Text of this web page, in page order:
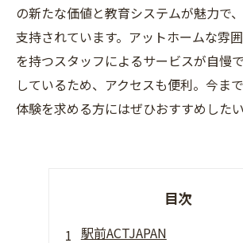
の新たな価値と教育システムが魅力で
支持されています。アットホームな雰
を持つスタッフによるサービスが自慢
しているため、アクセスも便利。今ま
体験を求める方にはぜひおすすめしたい
目次
駅前ACTJAPAN